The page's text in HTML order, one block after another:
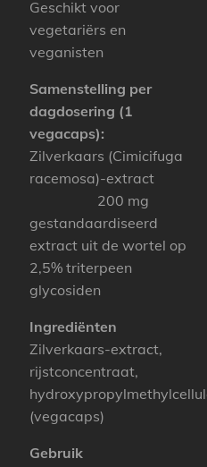
Geschikt voor
vegetariërs en
veganisten
Samenstelling per
dagdosering (1
vegacaps):
Zilverkaars (Cimicifuga
racemosa)-extract
200 mg
gestandaardiseerd
extract uit de wortel op
2,5% triterpeen
glycosiden
Ingrediënten
Zilverkaars-extract,
rijstconcentraat,
(vegacaps)
Gebruik